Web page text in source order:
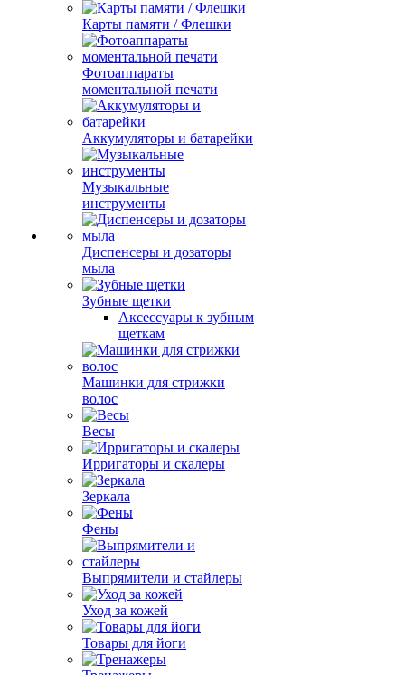
Карты памяти / Флешки
Фотоаппараты
моментальной печати
Аккумуляторы и батарейки
Музыкальные
инструменты
Диспенсеры и дозаторы
мыла
Зубные щетки
Аксессуары к зубным
щеткам
Машинки для стрижки
волос
Весы
Ирригаторы и скалеры
Зеркала
Фены
Выпрямители и стайлеры
Уход за кожей
Товары для йоги